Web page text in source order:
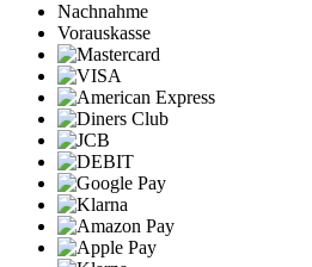
Nachnahme
Vorauskasse